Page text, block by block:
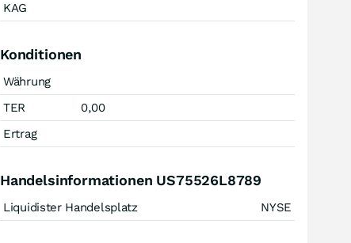
KAG
Konditionen
Währung
TER
0,00
Ertrag
Handelsinformationen US75526L8789
Liquidister Handelsplatz NYSE